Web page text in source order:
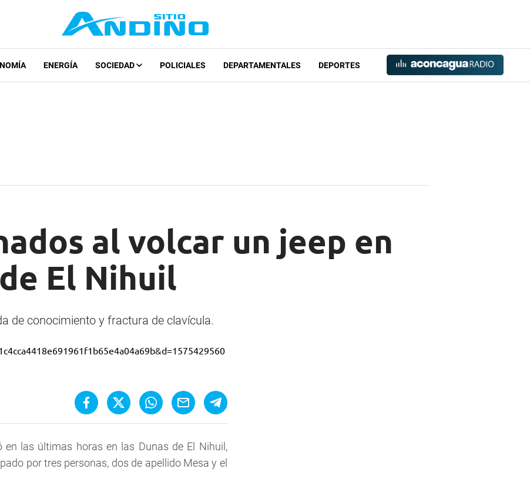
ENERGÍA SOCIEDAD POLICIALES DEPARTAMENTALES DEPORTES
al volcar un jeep en
El Nihuil
de conocimiento y fractura de clavícula.
las últimas horas en las Dunas de El Nihuil,
por tres personas, dos de apellido Mesa y el